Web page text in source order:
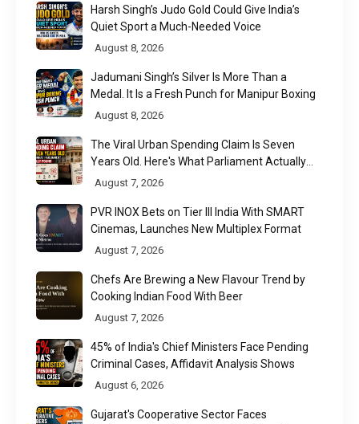
Harsh Singh’s Judo Gold Could Give India’s
Quiet Sport a Much-Needed Voice
August 8, 2026
Jadumani Singh’s Silver Is More Than a
Medal. It Is a Fresh Punch for Manipur Boxing
August 8, 2026
The Viral Urban Spending Claim Is Seven
Years Old. Here's What Parliament Actually
Found
August 7, 2026
PVR INOX Bets on Tier III India With SMART
Cinemas, Launches New Multiplex Format
August 7, 2026
Chefs Are Brewing a New Flavour Trend by
Cooking Indian Food With Beer
August 7, 2026
45% of India's Chief Ministers Face Pending
Criminal Cases, Affidavit Analysis Shows
August 6, 2026
Gujarat's Cooperative Sector Faces